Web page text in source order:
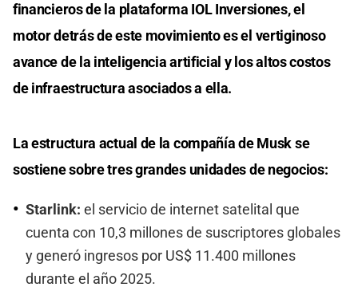
financieros de la plataforma IOL Inversiones, el
motor detrás de este movimiento es el vertiginoso
avance de la inteligencia artificial y los altos costos
de infraestructura asociados a ella.
La estructura actual de la compañía de Musk se
sostiene sobre tres grandes unidades de negocios:
Starlink: el servicio de internet satelital que
cuenta con 10,3 millones de suscriptores globales
y generó ingresos por US$ 11.400 millones
durante el año 2025.